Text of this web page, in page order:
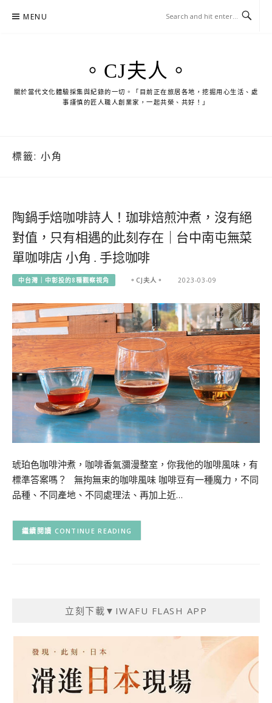
MENU
。CJ夫人。
關於當代文化體驗採集與紀錄的一切。「目前正在旅居各地，挖掘用心生活、處
事謹慎的匠人職人創業家，一起共榮、共好！」
標籤: 小角
陶鍋手焙咖啡詩人！珈琲焙煎沖煮，沒有絕
對值，只有相遇的此刻存在｜台中南屯無菜
單咖啡店 小角 . 手捻咖啡
中台灣｜中彰投的8種觀察視角 。CJ夫人。 2023-03-09
琥珀色咖啡沖煮，咖啡香氣瀰漫整室，你我他的咖啡風味，有
標準答案嗎？ 無拘無束的咖啡風味 咖啡豆有一種魔力，不同
品種、不同產地、不同處理法、再加上近…
CONTINUE READING
立刻下載▼IWAFU FLASH APP